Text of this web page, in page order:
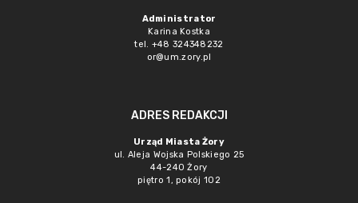
Administrator
Karina Kostka
tel. +48 324348232
or@um.zory.pl
ADRES REDAKCJI
Urząd Miasta Żory
ul. Aleja Wojska Polskiego 25
44-240 Żory
piętro 1, pokój 102